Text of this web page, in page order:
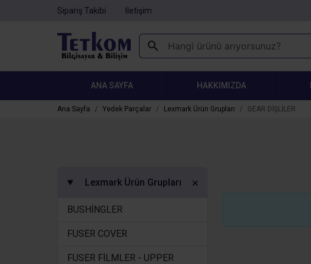
Sipariş Takibi İletişim
ANA SAYFA HAKKIMIZDA
Ana Sayfa Yedek Parçalar Lexmark Ürün Grupları GEAR DİŞLİLER
Lexmark Ürün Grupları
BUSHİNGLER
FUSER COVER
FUSER FİLMLER - UPPER